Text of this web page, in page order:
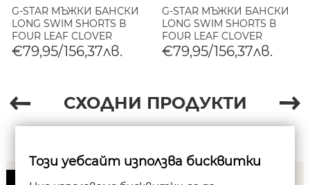
G-STAR МЪЖКИ БАНСКИ
LONG SWIM SHORTS В
FOUR LEAF CLOVER
€79,95/156,37лв.
G-STAR МЪЖКИ БАНСКИ
LONG SWIM SHORTS В
FOUR LEAF CLOVER
€79,95/156,37лв.
СХОДНИ ПРОДУКТИ
50%
Този уебсайт използва бисквитки